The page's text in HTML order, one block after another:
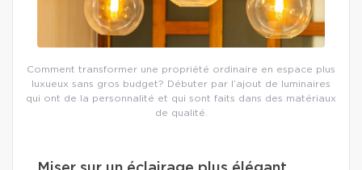
Comment transformer une propriété ordinaire en espace plus
luxueux sans gros budget? Débuter par l’ajout de luminaires
qui ont de la personnalité et qui sont faits dans des matériaux
de qualité.